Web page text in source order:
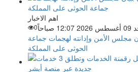
اهم الاخبار
0
مجلس الأمن وإدانته لهجمات جماعة
الحوثى على المملكة